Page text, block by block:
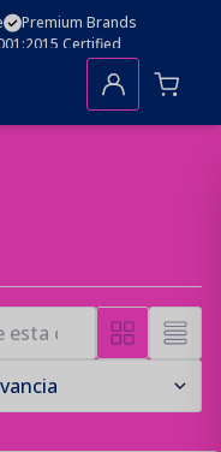
Premium Brands
Certified